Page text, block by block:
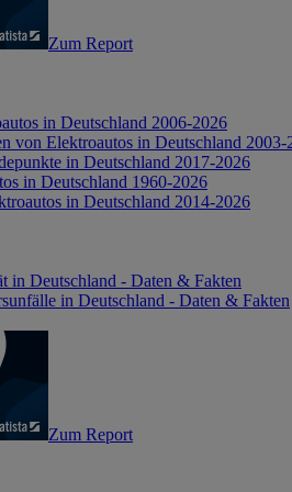
Zum Report
in Deutschland 2006-2026
von Elektroautos in Deutschland 2003-
in Deutschland 2017-2026
in Deutschland 1960-2026
in Deutschland 2014-2026
in Deutschland - Daten & Fakten
in Deutschland - Daten & Fakten
Zum Report